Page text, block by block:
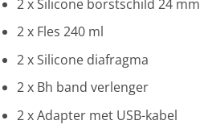
2 x Silicone borstschild 24 mm
2 x Fles 240 ml
2 x Silicone diafragma
2 x Bh band verlenger
2 x Adapter met USB-kabel